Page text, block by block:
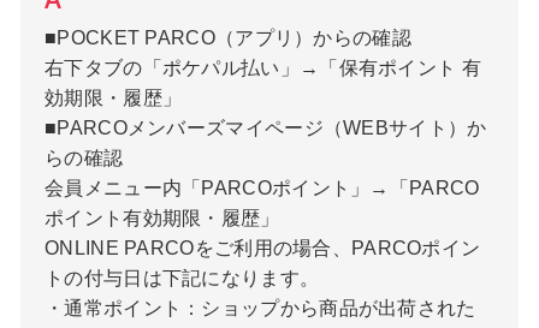
■POCKET PARCO（アプリ）からの確認
右下タブの「ポケパル払い」→「保有ポイント 有
効期限・履歴」
■PARCOメンバーズマイページ（WEBサイト）か
らの確認
会員メニュー内「PARCOポイント」→「PARCO
ポイント有効期限・履歴」
ONLINE PARCOをご利用の場合、PARCOポイン
トの付与日は下記になります。
・通常ポイント：ショップから商品が出荷された